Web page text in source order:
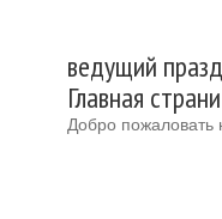
ведущий
Главная
Добро пожаловать